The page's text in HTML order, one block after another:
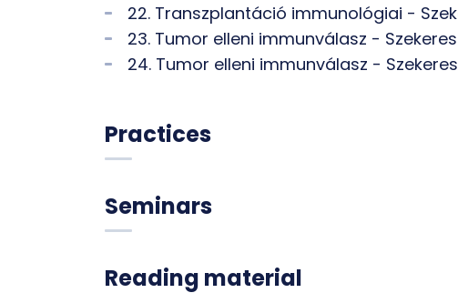
22. Transzplantáció immunológiai -
23. Tumor elleni immunválasz - Szekeres
24. Tumor elleni immunválasz - Szekeres
Practices
Seminars
Reading material